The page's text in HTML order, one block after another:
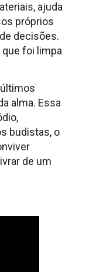
ajuda
próprios
decisões.
que foi limpa
alma. Essa
budistas, o
de um